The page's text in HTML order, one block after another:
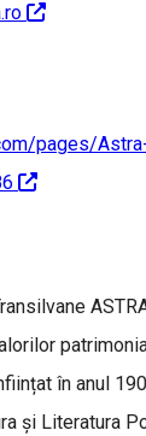
pages/
în anul
şi Literatura